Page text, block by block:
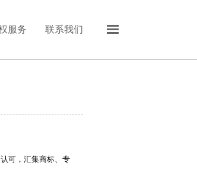
服务 联系我们
可，汇集商标、专